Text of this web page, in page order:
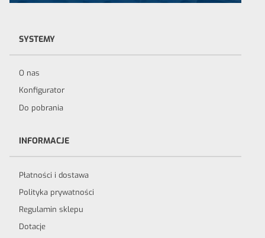
SYSTEMY
O nas
Konfigurator
Do pobrania
INFORMACJE
Płatności i dostawa
Polityka prywatności
Regulamin sklepu
Dotacje